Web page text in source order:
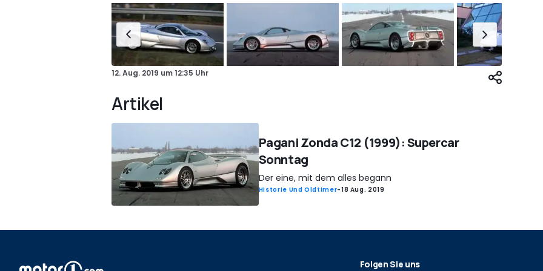
12. Aug. 2019 um12:35 Uhr
Artikel
Pagani Zonda C12 (1999): Supercar
Sonntag
Der eine, mit dem alles begann
Historie Und Oldtimer-18 Aug. 2019
Folgen Sie uns